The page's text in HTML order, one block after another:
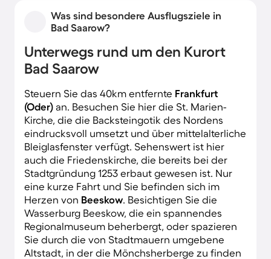
Was sind besondere Ausflugsziele in
Bad Saarow?
Unterwegs rund um den Kurort
Bad Saarow
Steuern Sie das 40km entfernte Frankfurt
(Oder) an. Besuchen Sie hier die St. Marien-
Kirche, die die Backsteingotik des Nordens
eindrucksvoll umsetzt und über mittelalterliche
Bleiglasfenster verfügt. Sehenswert ist hier
auch die Friedenskirche, die bereits bei der
Stadtgründung 1253 erbaut gewesen ist. Nur
eine kurze Fahrt und Sie befinden sich im
Herzen von Beeskow. Besichtigen Sie die
Wasserburg Beeskow, die ein spannendes
Regionalmuseum beherbergt, oder spazieren
Sie durch die von Stadtmauern umgebene
Altstadt, in der die Mönchsherberge zu finden